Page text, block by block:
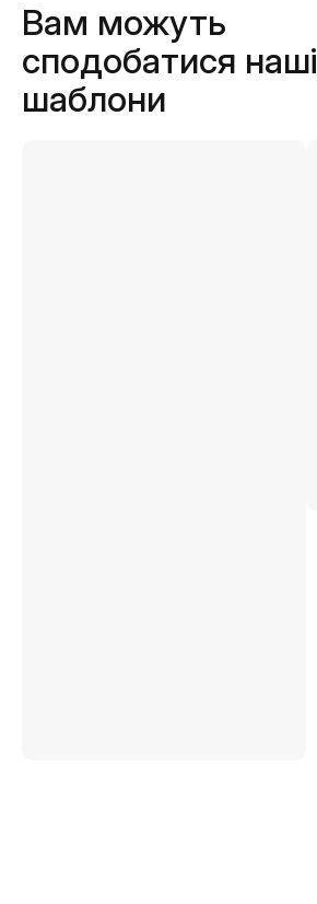
Вам можуть
сподобатися наші
шаблони